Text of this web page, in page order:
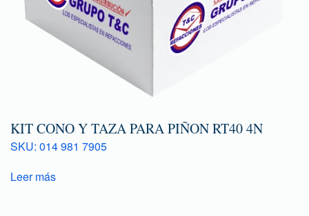
KIT CONO Y TAZA PARA PIÑON RT40 4N
SKU: 014 981 7905
Leer más